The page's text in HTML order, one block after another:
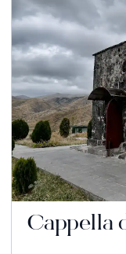
Cappella